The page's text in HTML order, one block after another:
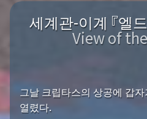
세계관-이계 『엘
View of
그날 크립타스의 상공에 갑
열렸다.